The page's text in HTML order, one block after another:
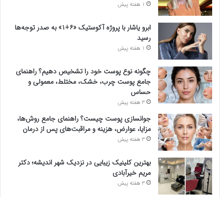
1 هفته پیش
ابرو یاشار با پروژه آکوستیک «۶+۱» به صدر توجه‌ها
رسید
1 هفته پیش
چگونه نوع پوست خود را تشخیص دهیم؟ راهنمای
جامع پوست چرب، خشک، مختلط، معمولی و
حساس
3 هفته پیش
جوانسازی پوست چیست؟ راهنمای جامع روش‌ها،
مزایا، عوارض، هزینه و مراقبت‌های پس از درمان
3 هفته پیش
بهترین کلینیک زیبایی در نزدیک شهر اندیشه؛ دکتر
مریم خیرآبادی
3 هفته پیش